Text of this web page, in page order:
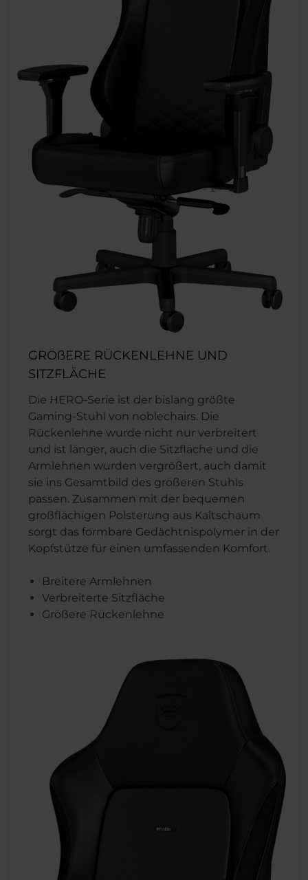
GRÖßERE RÜCKENLEHNE UND
SITZFLÄCHE
Die HERO-Serie ist der bislang größte
Gaming-Stuhl von noblechairs. Die
Rückenlehne wurde nicht nur verbreitert
und ist länger, auch die Sitzfläche und die
Armlehnen wurden vergrößert, auch damit
sie ins Gesamtbild des größeren Stuhls
passen. Zusammen mit der bequemen
großflächigen Polsterung aus Kaltschaum
sorgt das formbare Gedächtnispolymer in der
Kopfstütze für einen umfassenden Komfort.
Breitere Armlehnen
Verbreiterte Sitzfläche
Größere Rückenlehne